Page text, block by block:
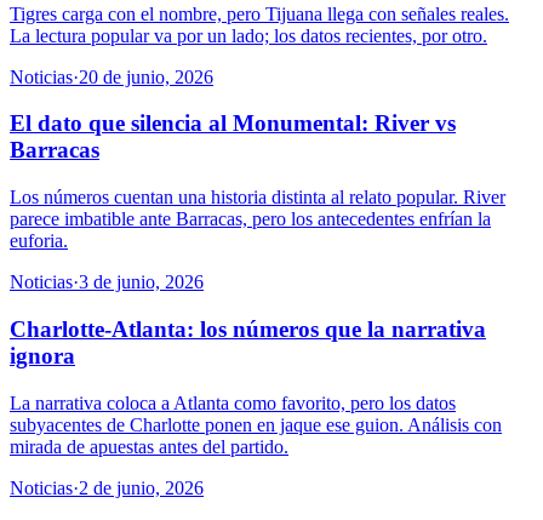
Tigres carga con el nombre, pero Tijuana llega con señales reales.
La lectura popular va por un lado; los datos recientes, por otro.
Noticias·20 de junio, 2026
El dato que silencia al Monumental: River vs
Barracas
Los números cuentan una historia distinta al relato popular. River
parece imbatible ante Barracas, pero los antecedentes enfrían la
euforia.
Noticias·3 de junio, 2026
Charlotte-Atlanta: los números que la narrativa
ignora
La narrativa coloca a Atlanta como favorito, pero los datos
subyacentes de Charlotte ponen en jaque ese guion. Análisis con
mirada de apuestas antes del partido.
Noticias·2 de junio, 2026